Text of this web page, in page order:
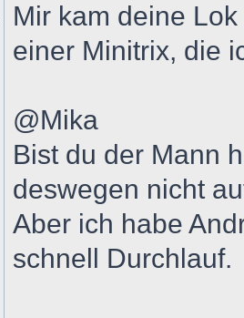
Mir kam deine
einer Minitrix, die
@Mika
Bist du der Mann
deswegen nicht
Aber ich habe
schnell Durchlauf.